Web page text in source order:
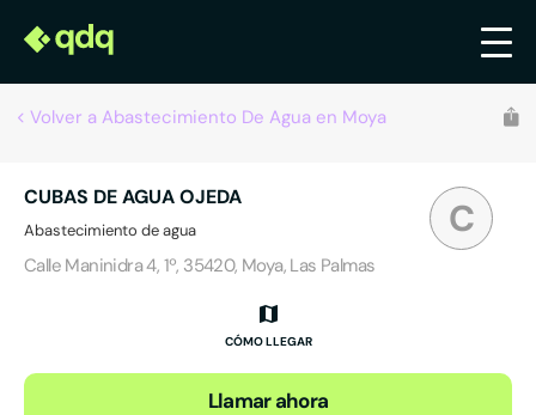
Volver a Abastecimiento De Agua en Moya
C
CUBAS DE AGUA OJEDA
Abastecimiento de agua
Calle Maninidra 4, 1º, 35420, Moya, Las Palmas
CÓMO LLEGAR
Llamar ahora